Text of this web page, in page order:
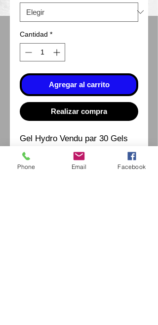
Cantidad *
Agregar al carrito
Realizar compra
Gel Hydro Vendu par 30 Gels
Prix Unitaire 3.49 € ht
Phone Email Facebook